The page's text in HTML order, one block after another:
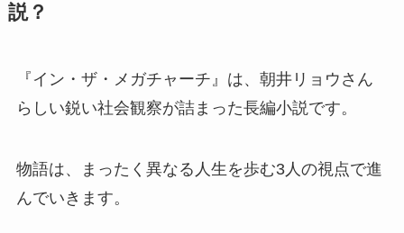
説？
『イン・ザ・メガチャーチ』は、朝井リョウさん
らしい鋭い社会観察が詰まった長編小説です。
物語は、まったく異なる人生を歩む3人の視点で進
んでいきます。